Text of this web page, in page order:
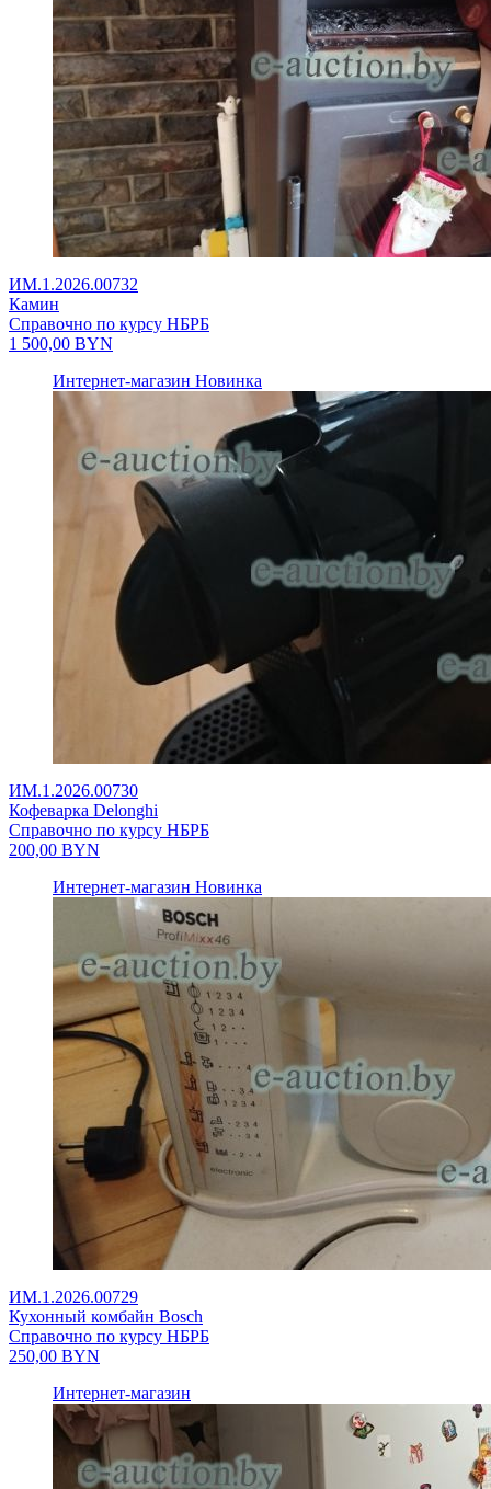
ИМ.1.2026.00732
Камин
Справочно по курсу НБРБ
1 500,00 BYN
Интернет-магазин Новинка
ИМ.1.2026.00730
Кофеварка Delonghi
Справочно по курсу НБРБ
200,00 BYN
Интернет-магазин Новинка
ИМ.1.2026.00729
Кухонный комбайн Bosch
Справочно по курсу НБРБ
250,00 BYN
Интернет-магазин